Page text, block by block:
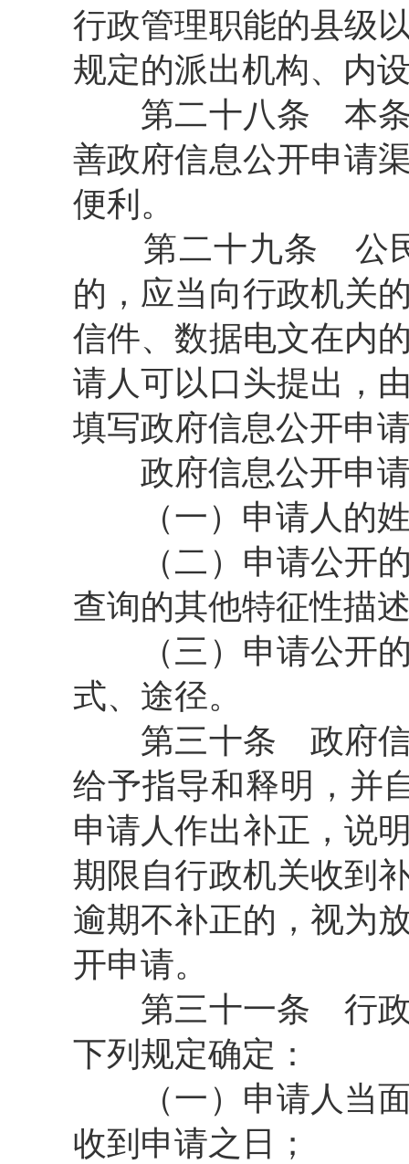
行政管理职能的县级
规定的派出机构、内
第二十八条 本条
善政府信息公开申请
便利。
第二十九条 公
的，应当向行政机关
信件、数据电文在内
请人可以口头提出，
填写政府信息公开申
政府信息公开申请
（一）申请人的姓
（二）申请公开的
查询的其他特征性描
（三）申请公开的
式、途径。
第三十条 政府信
给予指导和释明，并
申请人作出补正，说
期限自行政机关收到
逾期不补正的，视为
开申请。
第三十一条 行政
下列规定确定：
（一）申请人当面
收到申请之日；